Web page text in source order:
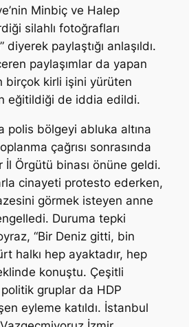
Minbiç ve Halep
silahlı fotoğrafları
paylaştığı anlaşıldı.
paylaşımlar da yapan
birçok kirli işini yürüten
eğitildiği de iddia edildi.
polis bölgeyi abluka altına
çağrısı sonrasında
İl Örgütü binası önüne geldi.
cinayeti protesto ederken,
görmek isteyen anne
Duruma tepki
“Bir Deniz gitti, bin
halkı hep ayaktadır, hep
konuştu. Çeşitli
gruplar da HDP
eyleme katıldı. İstanbul